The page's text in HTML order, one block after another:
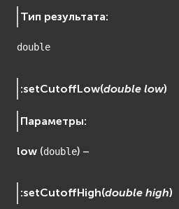
Тип результата:
double
:setCutoffLow(double low)
Параметры:
low (double) –
:setCutoffHigh(double high)